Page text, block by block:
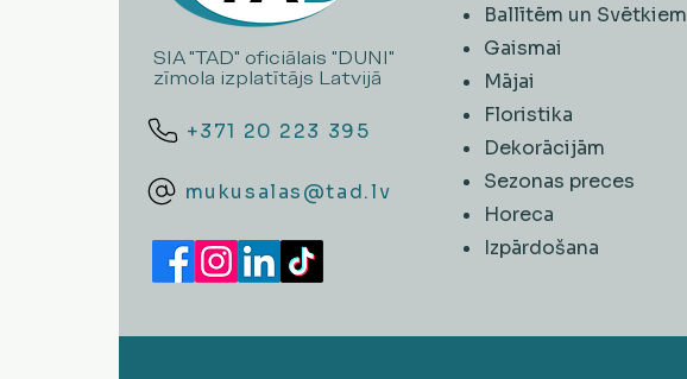
SIA "TAD" oficiālais "DUNI"
zīmola izplatītājs Latvijā
+371 20 223 395
mukusalas@tad.lv
Ballītēm un Svētkiem
Gaismai
Mājai
Floristika
Dekorācijām
Sezonas preces
Horeca
​Izpārdošana